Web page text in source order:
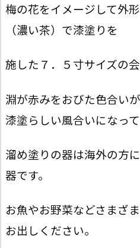
梅の花をイメージして外
（濃い茶）で漆塗りを
施した７．５寸サイズの
淵が赤みをおびた色合い
漆塗らしい風合いになって
溜め塗りの器は海外の方
器です。
お魚やお野菜などさまざ
お出しください。